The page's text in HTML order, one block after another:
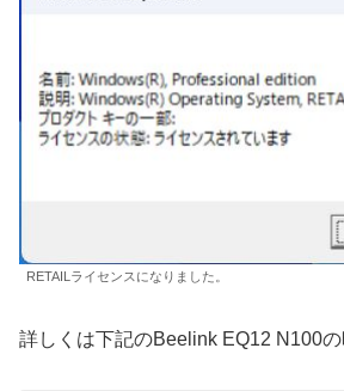
RETAILライセンスになりました。
詳しくは下記のBeelink EQ12 N100の